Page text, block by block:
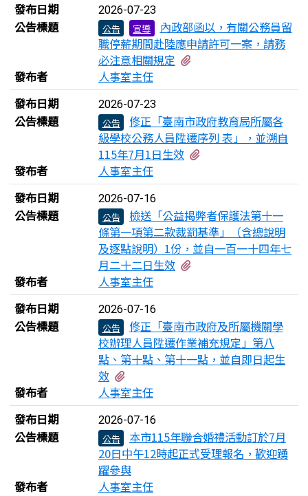
發布日期
2026-07-23
公告標題 公告 宣導
內政部函以，有關公務員留
職停薪期間赴陸應申請許可一案，請務
必注意相關規定
發布者
人事室主任
發布日期
2026-07-23
公告標題 公告
修正「臺南市政府教育局所屬各
級學校公務人員陞遷序列 表」，並溯自
115年7月1日生效
發布者
人事室主任
發布日期
2026-07-16
公告標題 公告
檢送「公益揭弊者保護法第十一
條第一項第二款裁罰基準」（含總說明
及逐點說明）1份，並自一百一十四年七
月二十二日生效
發布者
人事室主任
發布日期
2026-07-16
公告標題 公告
修正「臺南市政府及所屬機關學
校辦理人員陞遷作業補充規定」第八
點、第十點、第十一點，並自即日起生
效
發布者
人事室主任
發布日期
2026-07-16
公告標題 公告
本市115年聯合婚禮活動訂於7月
20日中午12時起正式受理報名，歡迎踴
躍參與
發布者
人事室主任